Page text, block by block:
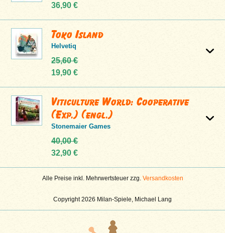
Copyright 2026 Milan-Spiele, Michael Lang
36,90 €
Toko Island
Helvetiq
25,60 €
19,90 €
Viticulture World: Cooperative
(Exp.) (engl.)
Stonemaier Games
40,00 €
32,90 €
Alle Preise inkl. Mehrwertsteuer zzg. Versandkosten